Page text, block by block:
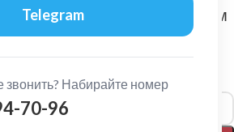
Telegram
звонить? Набирайте номер
70-96
лента 3 х 0,1 м